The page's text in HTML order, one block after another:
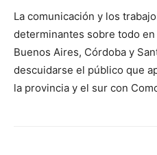
La comunicación y los
determinantes sobre todo
Buenos Aires, Córdoba y
descuidarse el público que
la provincia y el sur con